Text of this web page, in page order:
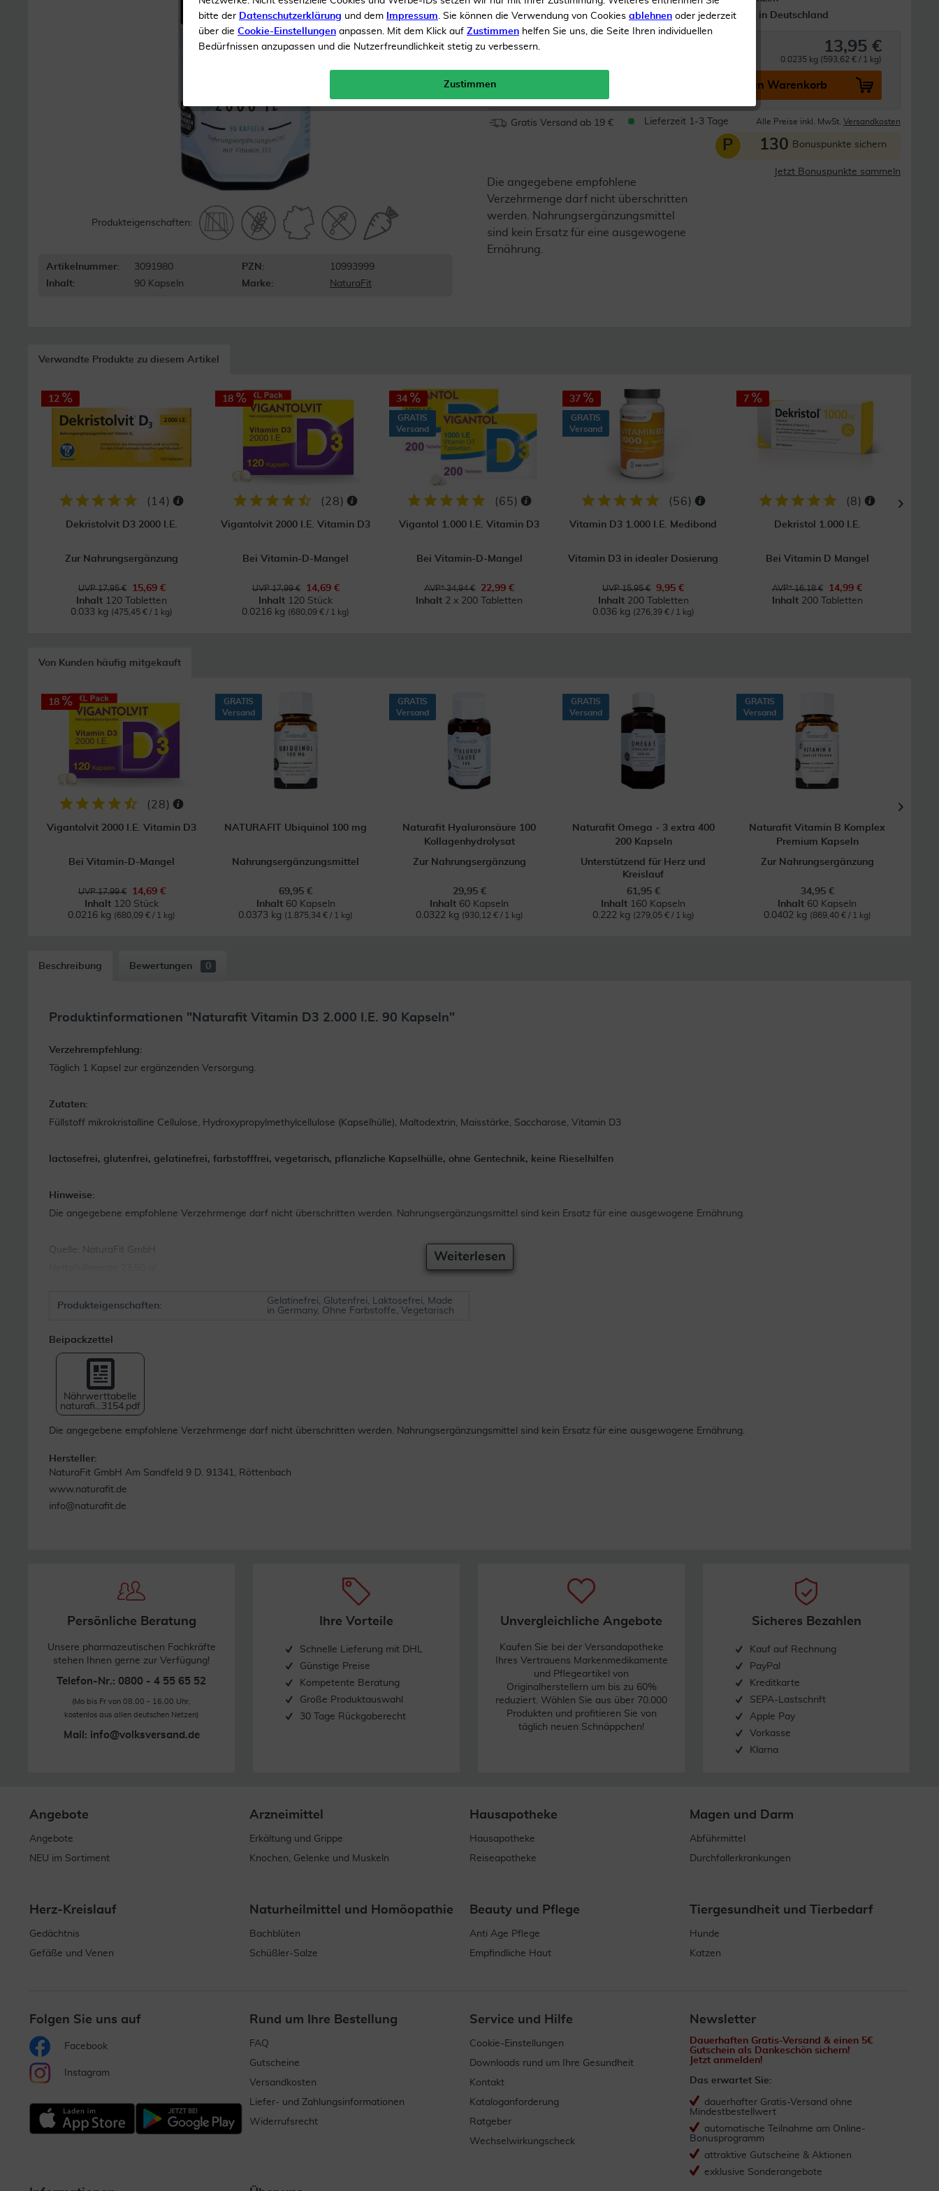
Beste Bioverfügbarkeit
Hergestellt in Deutschland
Produkteigenschaften:
Artikelnummer: 3091980 PZN:
10993999
Inhalt:
90 Kapseln Marke: NaturaFit
Inhalt90 Kapseln 13,95 €
0.0235 kg (593,62 € / 1 kg)
In den Warenkorb
Gratis Versand ab 19 € Lieferzeit 1-3 Tage Alle Preise inkl. MwSt. Versandkosten
P 130 Bonuspunkte sichern
Jetzt Bonuspunkte sammeln
Die angegebene empfohlene
Verzehrmenge darf nicht überschritten
werden. Nahrungsergänzungsmittel
sind kein Ersatz für eine ausgewogene
Ernährung.
Verwandte Produkte zu diesem Artikel
12
( 14)
Dekristolvit D3 2000 I.E.
Zur Nahrungsergänzung
UVP 17,95 €
15,69 €
Inhalt 120 Tabletten
0.033 kg (475,45 € / 1 kg)
18
(28)
Vigantolvit 2000 I.E. Vitamin D3
Bei Vitamin-D-Mangel
UVP 17,99 €
14,69 €
Inhalt 120 Stück
0.0216 kg (680,09 € / 1 kg)
34
GRATIS
Versand
(65)
Vigantol 1.000 I.E. Vitamin D3
Bei Vitamin-D-Mangel
AVP* 34,94 €
22,99 €
Inhalt 2 x 200 Tabletten
37
GRATIS
Versand
(56)
Vitamin D3 1.000 I.E. Medibond
Vitamin D3 in idealer Dosierung
UVP 15,95 €
9,95 €
Inhalt 200 Tabletten
0.036 kg (276,39 € / 1 kg)
7
(8)
Dekristol 1.000 I.E.
Bei Vitamin D Mangel
AVP* 16,18 €
14,99 €
Inhalt 200 Tabletten
Von Kunden häufig mitgekauft
18
(28)
Vigantolvit 2000 I.E. Vitamin D3
Bei Vitamin-D-Mangel
UVP 17,99 €
14,69 €
Inhalt 120 Stück
0.0216 kg (680,09 € / 1 kg)
GRATIS
Versand
NATURAFIT Ubiquinol 100 mg
Nahrungsergänzungsmittel
69,95 €
Inhalt 60 Kapseln
0.0373 kg (1.875,34 € / 1 kg)
GRATIS
Versand
Naturafit Hyaluronsäure 100
Kollagenhydrolysat
Zur Nahrungsergänzung
29,95 €
Inhalt 60 Kapseln
0.0322 kg (930,12 € / 1 kg)
GRATIS
Versand
Naturafit Omega - 3 extra 400
200 Kapseln
Unterstützend für Herz und
Kreislauf
61,95 €
Inhalt 160 Kapseln
0.222 kg (279,05 € / 1 kg)
GRATIS
Versand
Naturafit Vitamin B Komplex
Premium Kapseln
Zur Nahrungsergänzung
34,95 €
Inhalt 60 Kapseln
0.0402 kg (869,40 € / 1 kg)
Beschreibung Bewertungen 0
Produktinformationen "Naturafit Vitamin D3 2.000 I.E. 90 Kapseln"
Verzehrempfehlung:
Täglich 1 Kapsel zur ergänzenden Versorgung.
Zutaten:
Füllstoff mikrokristalline Cellulose, Hydroxypropylmethylcellulose (Kapselhülle), Maltodextrin, Maisstärke, Saccharose, Vitamin D3
lactosefrei, glutenfrei, gelatinefrei, farbstofffrei, vegetarisch, pflanzliche Kapselhülle, ohne Gentechnik, keine Rieselhilfen
Hinweise:
Die angegebene empfohlene Verzehrmenge darf nicht überschritten werden. Nahrungsergänzungsmittel sind kein Ersatz für eine ausgewogene Ernährung.
Quelle: NaturaFit GmbH
Weiterlesen
Produkteigenschaften:
Gelatinefrei, Glutenfrei, Laktosefrei, Made
in Germany, Ohne Farbstoffe, Vegetarisch
Beipackzettel
Nährwerttabelle
naturafi...3154.pdf
Die angegebene empfohlene Verzehrmenge darf nicht überschritten werden. Nahrungsergänzungsmittel sind kein Ersatz für eine ausgewogene Ernährung.
Hersteller:
NaturaFit GmbH Am Sandfeld 9 D. 91341, Röttenbach
www.naturafit.de
info@naturafit.de
Persönliche Beratung
Unsere pharmazeutischen Fachkräfte
stehen Ihnen gerne zur Verfügung!
Telefon-Nr.: 0800 - 4 55 65 52
(Mo bis Fr von 08.00 - 16.00 Uhr,
kostenlos aus allen deutschen Netzen)
Mail: info@volksversand.de
Ihre Vorteile
Schnelle Lieferung mit DHL
Günstige Preise
Kompetente Beratung
Große Produktauswahl
30 Tage Rückgaberecht
Unvergleichliche Angebote
Kaufen Sie bei der Versandapotheke
Ihres Vertrauens Markenmedikamente
und Pflegeartikel von
Originalherstellern um bis zu 60%
reduziert. Wählen Sie aus über 70.000
Produkten und profitieren Sie von
täglich neuen Schnäppchen!
Sicheres Bezahlen
Kauf auf Rechnung
PayPal
Kreditkarte
SEPA-Lastschrift
Apple Pay
Vorkasse
Klarna
Angebote
Angebote
NEU im Sortiment
Arzneimittel
Erkältung und Grippe
Knochen, Gelenke und Muskeln
Hausapotheke
Hausapotheke
Reiseapotheke
Magen und Darm
Abführmittel
Durchfallerkrankungen
Herz-Kreislauf
Gedächtnis
Gefäße und Venen
Naturheilmittel und Homöopathie
Bachblüten
Schüßler-Salze
Beauty und Pflege
Anti Age Pflege
Empfindliche Haut
Tiergesundheit und Tierbedarf
Hunde
Katzen
Folgen Sie uns auf
Facebook
Instagram
Rund um Ihre Bestellung
FAQ
Gutscheine
Versandkosten
Liefer- und Zahlungsinformationen
Widerrufsrecht
Service und Hilfe
Cookie-Einstellungen
Downloads rund um Ihre Gesundheit
Kontakt
Kataloganforderung
Ratgeber
Wechselwirkungscheck
Newsletter
Dauerhaften Gratis-Versand & einen 5€
Gutschein als Dankeschön sichern!
Jetzt anmelden!
Das erwartet Sie:
dauerhafter Gratis-Versand ohne
Mindestbestellwert
automatische Teilnahme am Online-
Bonusprogramm
attraktive Gutscheine & Aktionen
exklusive Sonderangebote
bitte der Datenschutzerklärung und dem Impressum. Sie können die Verwendung von Cookies ablehnen oder jederzeit
über die Cookie-Einstellungen anpassen. Mit dem Klick auf Zustimmen helfen Sie uns, die Seite Ihren individuellen
Bedürfnissen anzupassen und die Nutzerfreundlichkeit stetig zu verbessern.
Zustimmen